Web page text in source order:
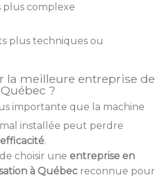
plus complexe
plus techniques ou
la meilleure entreprise de
?
importante que la machine
installée peut perdre
.
choisir une entreprise en
à Québec reconnue pour